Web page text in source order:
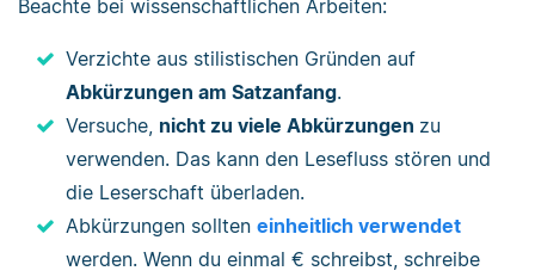
Beachte bei wissenschaftlichen Arbeiten:
Verzichte aus stilistischen Gründen auf
Abkürzungen am Satzanfang.
Versuche, nicht zu viele Abkürzungen zu
verwenden. Das kann den Lesefluss stören und
die Leserschaft überladen.
Abkürzungen sollten einheitlich verwendet
werden. Wenn du einmal € schreibst, schreibe